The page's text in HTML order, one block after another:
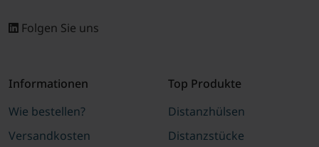
Folgen Sie uns
Informationen
Wie bestellen?
Versandkosten
Top Produkte
Distanzhülsen
Distanzstücke